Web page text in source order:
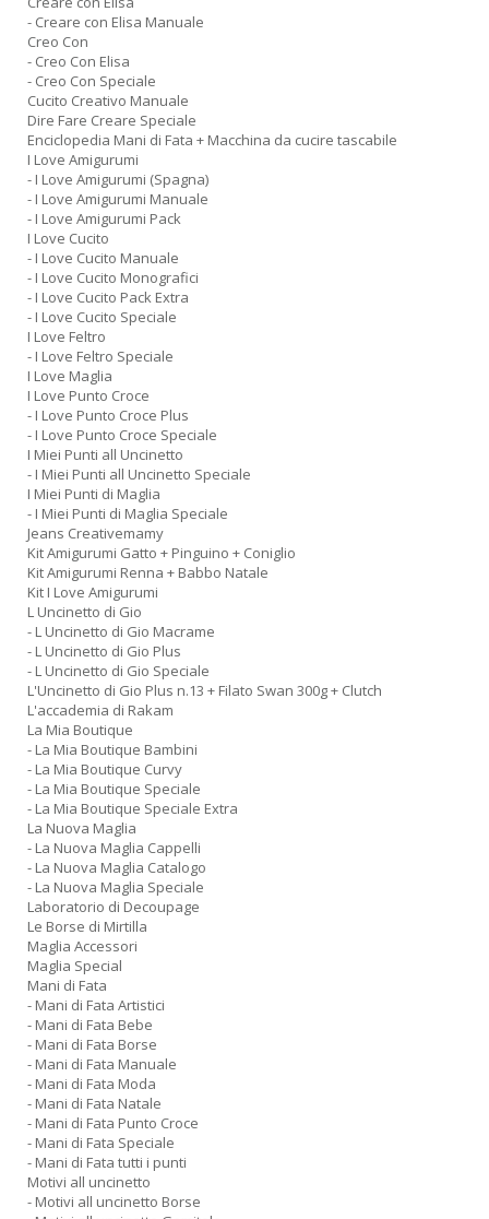
- Creare con Elisa Manuale
Creo Con
- Creo Con Elisa
- Creo Con Speciale
Cucito Creativo Manuale
Dire Fare Creare Speciale
Enciclopedia Mani di Fata + Macchina da cucire tascabile
I Love Amigurumi
- I Love Amigurumi (Spagna)
- I Love Amigurumi Manuale
- I Love Amigurumi Pack
I Love Cucito
- I Love Cucito Manuale
- I Love Cucito Monografici
- I Love Cucito Pack Extra
- I Love Cucito Speciale
I Love Feltro
- I Love Feltro Speciale
I Love Maglia
I Love Punto Croce
- I Love Punto Croce Plus
- I Love Punto Croce Speciale
I Miei Punti all Uncinetto
- I Miei Punti all Uncinetto Speciale
I Miei Punti di Maglia
- I Miei Punti di Maglia Speciale
Jeans Creativemamy
Kit Amigurumi Gatto + Pinguino + Coniglio
Kit Amigurumi Renna + Babbo Natale
Kit I Love Amigurumi
L Uncinetto di Gio
- L Uncinetto di Gio Macrame
- L Uncinetto di Gio Plus
- L Uncinetto di Gio Speciale
L'Uncinetto di Gio Plus n.13 + Filato Swan 300g + Clutch
L'accademia di Rakam
La Mia Boutique
- La Mia Boutique Bambini
- La Mia Boutique Curvy
- La Mia Boutique Speciale
- La Mia Boutique Speciale Extra
La Nuova Maglia
- La Nuova Maglia Cappelli
- La Nuova Maglia Catalogo
- La Nuova Maglia Speciale
Laboratorio di Decoupage
Le Borse di Mirtilla
Maglia Accessori
Maglia Special
Mani di Fata
- Mani di Fata Artistici
- Mani di Fata Bebe
- Mani di Fata Borse
- Mani di Fata Manuale
- Mani di Fata Moda
- Mani di Fata Natale
- Mani di Fata Punto Croce
- Mani di Fata Speciale
- Mani di Fata tutti i punti
Motivi all uncinetto
- Motivi all uncinetto Borse